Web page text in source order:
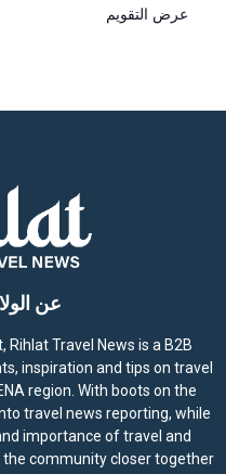
عرض التقويم
عن
Rihlat Travel News is a B2B
inspiration and tips on travel
region. With boots on the
travel news reporting, while
importance of travel and
community closer together.